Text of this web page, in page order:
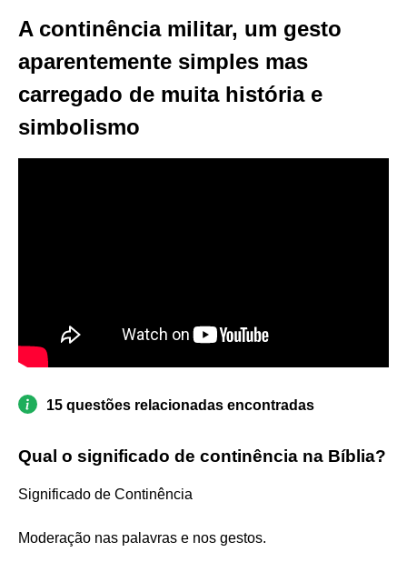
A continência militar, um gesto
aparentemente simples mas
carregado de muita história e
simbolismo
15 questões relacionadas encontradas
Qual o significado de continência na Bíblia?
Significado de Continência
Moderação nas palavras e nos gestos.